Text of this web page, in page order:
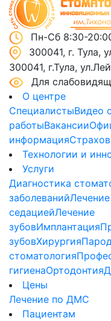
Пн-Сб 8:30-
300041, г. Тула,
300041, г.Тула,
Для
О центре
СпециалистыВидео
работыВакансии
информация
Технологии и
Услуги
Диагностика
заболеваний
седациейЛечение
зубовИмплантация
зубовХирургия
стоматология
гигиенаОртодонтия
Цены
Лечение по ДМС
Пациентам